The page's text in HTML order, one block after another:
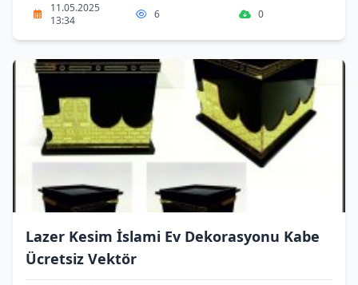
11.05.2025
13:34
6 0
Lazer Kesim İslami Ev Dekorasyonu Kabe
Ücretsiz Vektör